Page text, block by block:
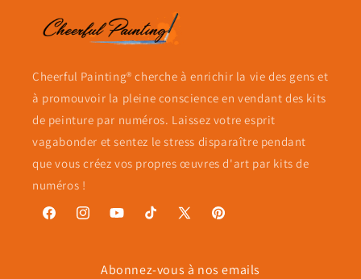
Cheerful Painting® cherche à enrichir la vie des gens et
à promouvoir la pleine conscience en vendant des kits
de peinture par numéros. Laissez votre esprit
vagabonder et sentez le stress disparaître pendant
que vous créez vos propres œuvres d'art par kits de
numéros !
FacebookInstagramYouTubeTikTok
X
Pinterest
Abonnez-vous à nos emails